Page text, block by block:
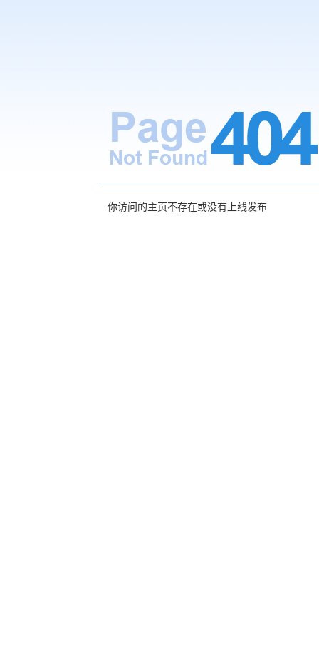
你访问的主页不存在或没有上线发布